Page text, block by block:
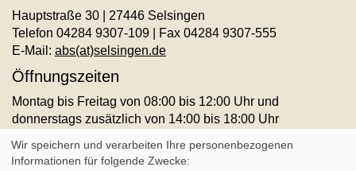
Hauptstraße 30 | 27446 Selsingen
Telefon 04284 9307-109 | Fax 04284 9307-555
E-Mail: abs(at)selsingen.de
Öffnungszeiten
Montag bis Freitag von 08:00 bis 12:00 Uhr und
donnerstags zusätzlich von 14:00 bis 18:00 Uhr
AGB
Impressum Datenschutz Widerruf
Wir speichern und verarbeiten Ihre personenbezogenen
Informationen für folgende Zwecke: